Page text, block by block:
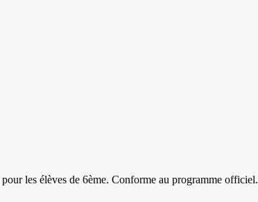
pour les élèves de 6ème. Conforme au programme officiel.